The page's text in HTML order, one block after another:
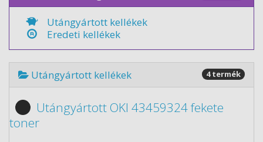
Utángyártott kellékek
Eredeti kellékek
Utángyártott kellékek 4 termék
Utángyártott OKI 43459324 fekete
toner